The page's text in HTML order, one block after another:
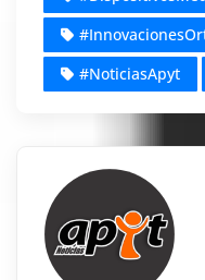
#NoticiasApyt